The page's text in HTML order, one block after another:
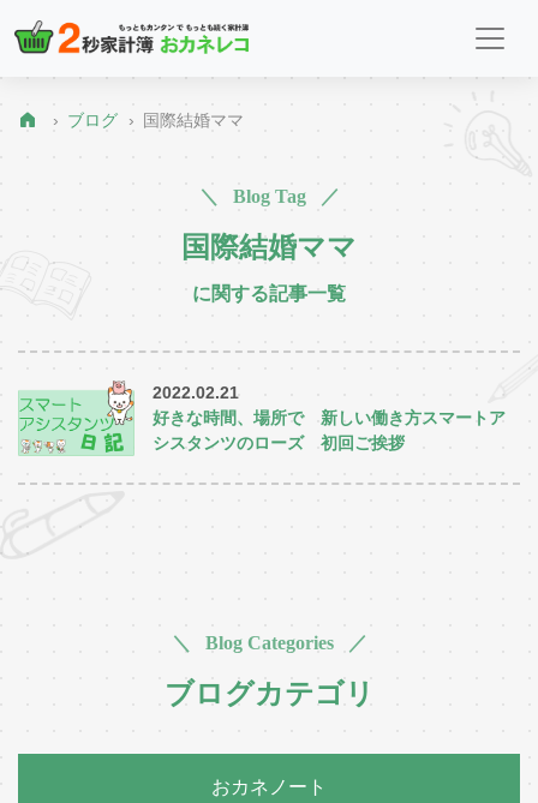
ブログ 国際結婚ママ
＼ Blog Tag ／
国際結婚ママ
に関する記事一覧
2022.02.21
好きな時間、場所で 新しい働き方スマートア
シスタンツのローズ 初回ご挨拶
＼ Blog Categories ／
ブログカテゴリ
おカネノート